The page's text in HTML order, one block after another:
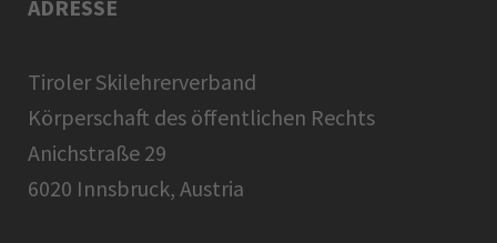
ADRESSE
Tiroler Skilehrerverband
Körperschaft des öffentlichen Rechts
Anichstraße 29
6020 Innsbruck, Austria